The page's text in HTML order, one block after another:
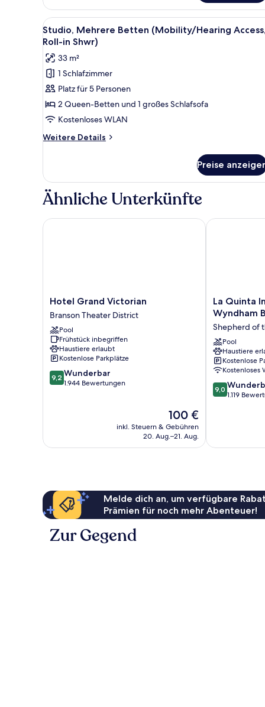
1 King-
Bett
und
Schlafsofa
Accessible)
Alle
Fotos
für
Studio,
Mehrere
Betten
(Mobility/Hearing
Access,
Roll-
in
anzeigen
Ein modernes Hotelzimmer
8
Studio, Mehrere Betten (Mobility/Hearing Access,
Roll-in Shwr)
33 m²
1 Schlafzimmer
Platz für 5 Personen
2 Queen-Betten und 1 großes Schlafsofa
Kostenloses WLAN
Weitere Details
Weitere
Mehrere
Betten
(Mobility/Hearing
Roll-
Preise
Ähnliche Unterkünfte
Hotel
Grand
Victorian
Branson
Theater
District
Hotel Grand Victorian
Branson Theater District
Pool
Frühstück inbegriffen
Haustiere erlaubt
Kostenlose Parkplätze
9.2
von
9,2 Wunderbar
1.944 Bewertungen
Der
Preis
beträgt
100 €
inkl. Steuern & Gebühren
20. Aug.–21. Aug.
Hotel Grand Victorian
La
Quinta
Inn
&
Suites
by
Wyndham
Branson
Shepherd
of
La Quinta
Wyndham
Shepherd of
Pool
Haustiere
Kostenlose
Kostenloses
9.0
von
9,0
1.119
La Quinta Inn
Melde dich an, um verfügbare
Prämien für noch mehr Abenteuer!
Zur Gegend